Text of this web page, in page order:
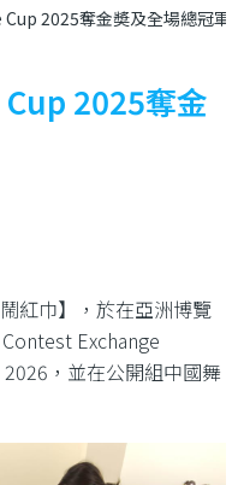
2025奪金奬及全場總冠軍
2025奪金
紅巾】，於在亞洲博覽
Exchange
，並在公開組中國舞